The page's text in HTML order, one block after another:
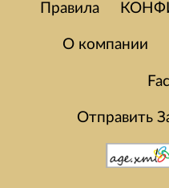
Правила
О компании
Отправить